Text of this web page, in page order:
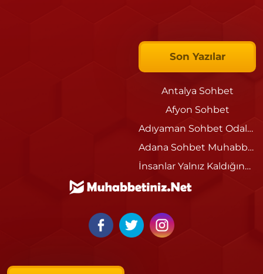
Son Yazılar
Antalya Sohbet
Afyon Sohbet
Adıyaman Sohbet Odaları
Adana Sohbet Muhabbet Siteleri
İnsanlar Yalnız Kaldığında Neden Sohbet Etmek İster?